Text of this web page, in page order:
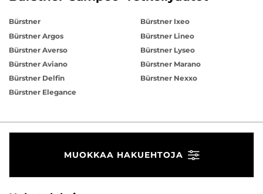
Bürstner
Bürstner Argos
Bürstner Averso
Bürstner Aviano
Bürstner Delfin
Bürstner Elegance
Bürstner Ixeo
Bürstner Lineo
Bürstner Lyseo
Bürstner Marano
Bürstner Nexxo
MUOKKAA HAKUEHTOJA